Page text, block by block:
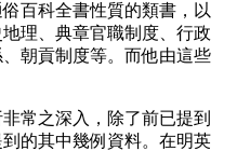
百科全書性質的類書，以
理、典章官職制度、行政
朝貢制度等。而他由這些
常之深入，除了前已提到
的其中幾例資料。在明英